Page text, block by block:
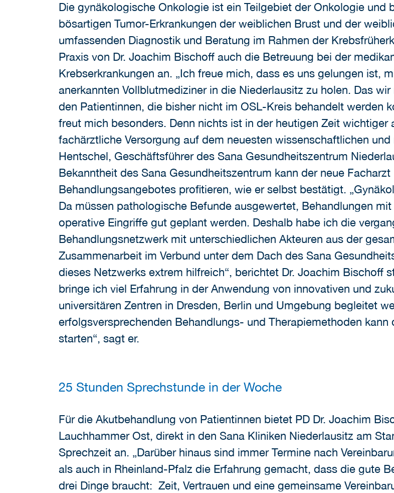
Die gynäkologische Onkologie ist ein Teilgebiet der Onkologie
bösartigen Tumor-Erkrankungen der weiblichen Brust und der
umfassenden Diagnostik und Beratung im Rahmen der
Praxis von Dr. Joachim Bischoff auch die Betreuung bei der
Krebserkrankungen an. „Ich freue mich, dass es uns gelungen ist,
anerkannten Vollblutmediziner in die Niederlausitz zu holen. Das
den Patientinnen, die bisher nicht im OSL-Kreis behandelt werden
freut mich besonders. Denn nichts ist in der heutigen Zeit
fachärztliche Versorgung auf dem neuesten wissenschaftlichen
Hentschel, Geschäftsführer des Sana Gesundheitszentrum
Bekanntheit des Sana Gesundheitszentrum kann der neue
Behandlungsangebotes profitieren, wie er selbst bestätigt.
Da müssen pathologische Befunde ausgewertet, Behandlungen
operative Eingriffe gut geplant werden. Deshalb habe ich die
Behandlungsnetzwerk mit unterschiedlichen Akteuren aus der
Zusammenarbeit im Verbund unter dem Dach des Sana
dieses Netzwerks extrem hilfreich“, berichtet Dr. Joachim Bischoff
bringe ich viel Erfahrung in der Anwendung von innovativen und
universitären Zentren in Dresden, Berlin und Umgebung begleitet
erfolgsversprechenden Behandlungs- und Therapiemethoden
starten“, sagt er.
25 Stunden Sprechstunde in der Woche
Für die Akutbehandlung von Patientinnen bietet PD Dr. Joachim
Lauchhammer Ost, direkt in den Sana Kliniken Niederlausitz am
Sprechzeit an. „Darüber hinaus sind immer Termine nach
als auch in Rheinland-Pfalz die Erfahrung gemacht, dass die gute
drei Dinge braucht: Zeit, Vertrauen und eine gemeinsame